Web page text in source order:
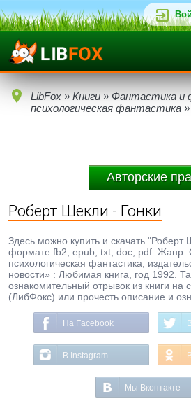
LibFox » Книги » Фантастика и
психологическая фантастика
Авторские
Роберт Шекли - Гонки
Здесь можно купить и скачать "Роберт
формате fb2, epub, txt, doc, pdf. Жанр:
психологическая фантастика,
новости» : Любимая книга, год 1992.
ознакомительный отрывок из книги на
(ЛибФокс) или прочесть описание и
На Facebook
В Instagram
Мы Вконтакте